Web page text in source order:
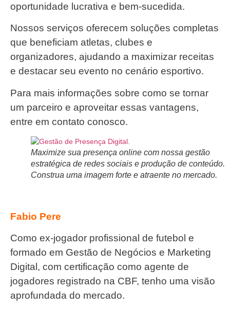
oportunidade lucrativa e bem-sucedida.
Nossos serviços oferecem soluções completas
que beneficiam atletas, clubes e
organizadores, ajudando a maximizar receitas
e destacar seu evento no cenário esportivo.
Para mais informações sobre como se tornar
um parceiro e aproveitar essas vantagens,
entre em contato conosco.
Maximize sua presença online com nossa gestão
estratégica de redes sociais e produção de conteúdo.
Construa uma imagem forte e atraente no mercado.
Fabio Pere
Como ex-jogador profissional de futebol e
formado em Gestão de Negócios e Marketing
Digital, com certificação como agente de
jogadores registrado na CBF, tenho uma visão
aprofundada do mercado.